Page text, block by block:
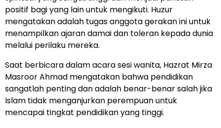
positif bagi yang lain untuk mengikuti. Huzur
mengatakan adalah tugas anggota gerakan ini untuk
menampilkan ajaran damai dan toleran kepada dunia
melalui perilaku mereka.
Saat berbicara dalam acara sesi wanita, Hazrat Mirza
Masroor Ahmad mengatakan bahwa pendidikan
sangatlah penting dan adalah benar-benar salah jika
Islam tidak menganjurkan perempuan untuk
mencapai tingkat pendidikan yang tinggi.